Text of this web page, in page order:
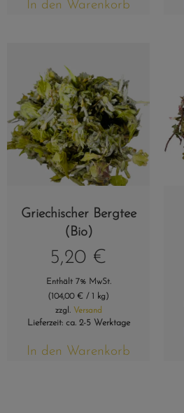
In den Warenkorb
Griechischer Bergtee
(Bio)
5,20 €
Enthält 7% MwSt.
(104,00 € / 1 kg)
zzgl. Versand
Lieferzeit: ca. 2-5 Werktage
In den Warenkorb